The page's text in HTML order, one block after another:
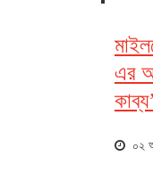
এর
কাব্য’
০২